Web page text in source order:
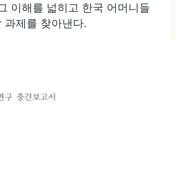
이해를 넓히고 한국 어머니들
과제를 찾아낸다.